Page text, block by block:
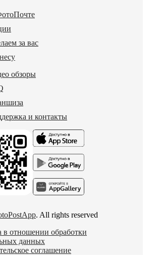
за вас
обзоры
и контакты
. All rights reserved
в отношении обработки
данных
соглашение